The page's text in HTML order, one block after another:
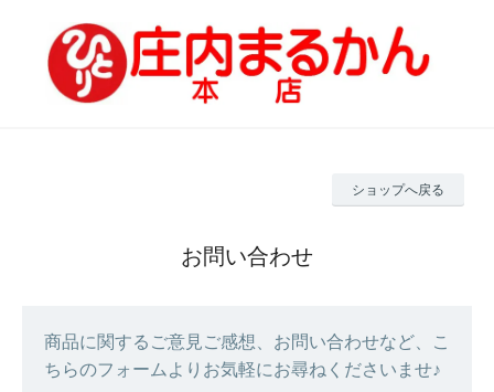
ショップへ戻る
お問い合わせ
商品に関するご意見ご感想、お問い合わせなど、こ
ちらのフォームよりお気軽にお尋ねくださいませ♪